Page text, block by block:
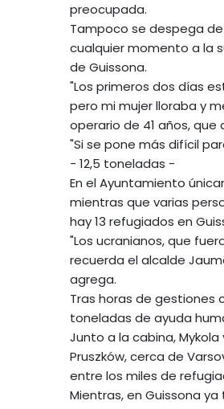
preocupada.
Tampoco se despega
cualquier momento a la
de Guissona.
"Los primeros dos días
pero mi mujer lloraba y
operario de 41 años,
"Si se pone más difícil
- 12,5 toneladas -
En el Ayuntamiento
mientras que varias
hay 13 refugiados en
"Los ucranianos, que
recuerda el alcalde
agrega.
Tras horas de gestiones
toneladas de ayuda
Junto a la cabina,
Pruszków, cerca de
entre los miles de
Mientras, en Guissona